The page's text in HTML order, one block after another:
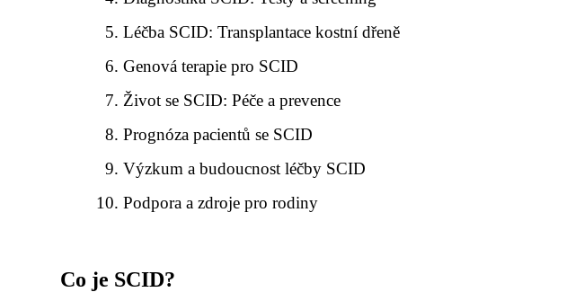
Léčba SCID: Transplantace kostní dřeně
Genová terapie pro SCID
Život se SCID: Péče a prevence
Prognóza pacientů se SCID
Výzkum a budoucnost léčby SCID
Podpora a zdroje pro rodiny
Co je SCID?